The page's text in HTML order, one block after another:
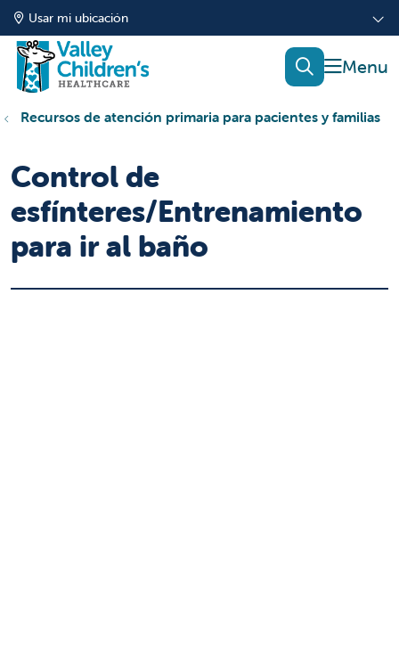
Usar mi ubicación
mostrar
buscar
Recursos de atención primaria para pacientes y familias
Control de
esfínteres/Entrenamiento
para ir al baño